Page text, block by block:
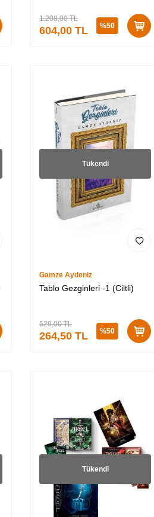
1.208,00TL
604,00 TL %50
Tükendi
Gamze Aydeniz
Tablo Gezginleri -1 (Ciltli)
529,00TL
264,50 TL %50
Tükendi